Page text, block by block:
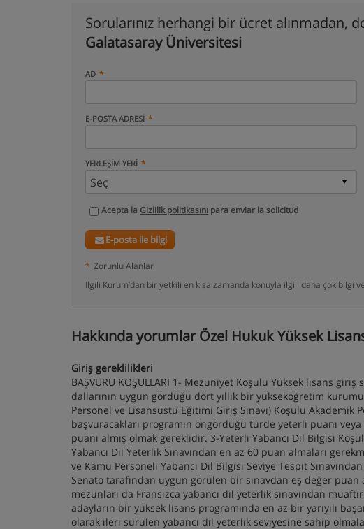
Sorularınız herhangi bir ücret
Galatasaray Üniversitesi
AD
E-POSTA ADRESI
YERLEŞIM YERI
Acepta la Gizlilik politikasını para enviar la solicitud
E-posta ile bilgi
* Zorunlu Alanlar
Ilgili Kurum’dan bir yetkili en kısa zamanda konuyla ilgili daha çok bilgi
Hakkında yorumlar Özel Hukuk Yüksek
Giriş gereklilikleri
BAŞVURU KOŞULLARI 1- Mezuniyet Koşulu Yüksek lisans
dallarının uygun gördüğü dört yıllık bir yükseköğretim
Personel ve Lisansüstü Eğitimi Giriş Sınavı) Koşulu Akademik
başvuracakları programın öngördüğü türde yeterli puanı
puanı almış olmak gereklidir. 3-Yeterli Yabancı Dil Bilgisi
Yabancı Dil Yeterlik Sınavından en az 60 puan almaları
ve Kamu Personeli Yabancı Dil Bilgisi Seviye Tespit
Senato tarafından uygun görülen bir sınavdan eş değer
mezunları da Fransızca yabancı dil yeterlik sınavından
adayların bir yüksek lisans programında en az bir yarıyılı
olarak ileri sürülen yabancı dil yeterlik seviyesine sahip